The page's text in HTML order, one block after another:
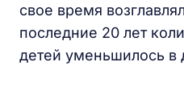
свое время
последние 20 лет
детей уменьшилось в